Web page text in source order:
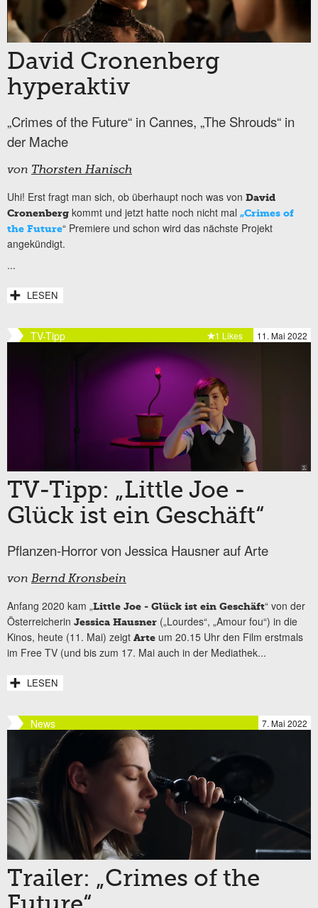
David Cronenberg
hyperaktiv
„Crimes of the Future“ in Cannes, „The Shrouds“ in
der Mache
von Thorsten Hanisch
Uhi! Erst fragt man sich, ob überhaupt noch was von David
Cronenberg kommt und jetzt hatte noch nicht mal „Crimes of
the Future“ Premiere und schon wird das nächste Projekt
angekündigt.
...
LESEN
TV-Tipp 11. Mai 2022
1 Likes
TV-Tipp: „Little Joe -
Glück ist ein Geschäft“
Pflanzen-Horror von Jessica Hausner auf Arte
von Bernd Kronsbein
Anfang 2020 kam „Little Joe - Glück ist ein Geschäft“ von der
Österreicherin Jessica Hausner („Lourdes“, „Amour fou“) in die
Kinos, heute (11. Mai) zeigt Arte um 20.15 Uhr den Film erstmals
im Free TV (und bis zum 17. Mai auch in der Mediathek...
LESEN
News 7. Mai 2022
Trailer: „Crimes of the